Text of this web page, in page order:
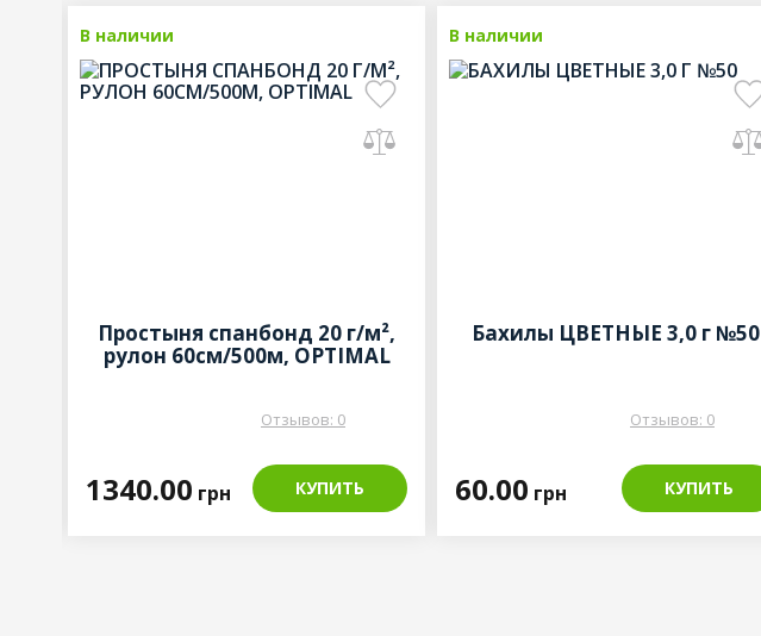
В наличии
Простыня спанбонд 20 г/м²,
рулон 60см/500м, OPTIMAL
Отзывов: 0
1340.00 грн КУПИТЬ
В наличии
Бахилы ЦВЕТНЫЕ 3,0 г №50
Отзывов: 0
60.00 грн КУПИТЬ